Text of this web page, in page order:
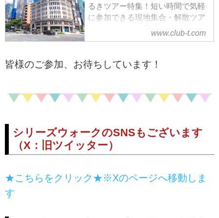
るきツアー特集！短い時間で気軽
に参加できる現地集合・解散ツア
ーで、街歩きや趣味をテーマにし
た散歩を楽しみましょう。数多く
ます。
www.club-t.com
皆様のご参加、お待ちしています！
シリーズウォークのSNSもございます
（X：旧ツイッター）
★こちらをクリック★※Xのページへ移動しま
す